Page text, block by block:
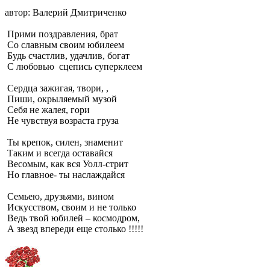
автор: Валерий Дмитриченко
Прими поздравления, брат
Со славным своим юбилеем
Будь счастлив, удачлив, богат
С любовью сцепись суперклеем
Сердца зажигая, твори, ,
Пиши, окрыляемый музой
Себя не жалея, гори
Не чувствуя возраста груза
Ты крепок, силен, знаменит
Таким и всегда оставайся
Весомым, как вся Уолл-стрит
Но главное- ты наслаждайся
Семьею, друзьями, вином
Искусством, своим и не только
Ведь твой юбилей – космодром,
А звезд впереди еще столько !!!!!